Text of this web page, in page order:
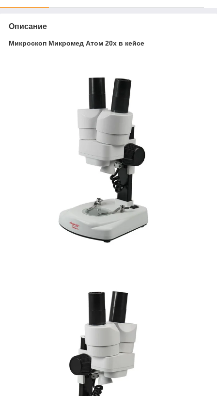
Описание
Микроскоп Микромед Атом 20x в кейсе